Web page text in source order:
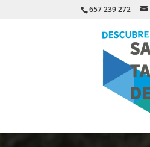
657 239 272